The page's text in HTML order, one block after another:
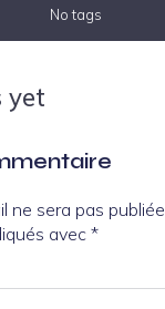
No tags
yet
ne sera pas publiée.
avec *